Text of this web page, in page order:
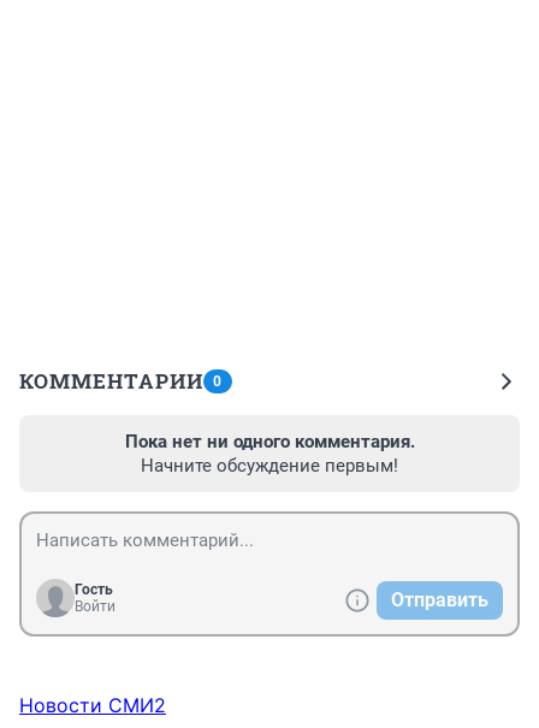
КОММЕНТАРИИ 0
Пока нет ни одного комментария.
Начните обсуждение первым!
Гость
Войти
Отправить
Новости СМИ2